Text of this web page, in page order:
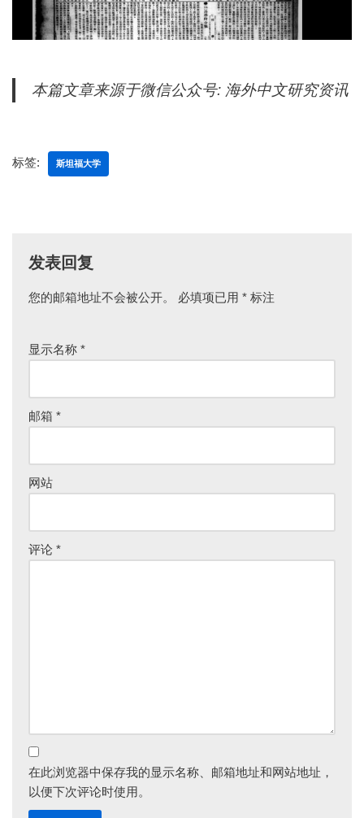
本篇文章来源于微信公众号: 海外中文研究资讯
标签: 斯坦福大学
发表回复
您的邮箱地址不会被公开。 必填项已用 * 标注
显示名称 *
邮箱 *
网站
评论 *
在此浏览器中保存我的显示名称、邮箱地址和网站地址，
以便下次评论时使用。